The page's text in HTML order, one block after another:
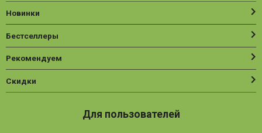
Новинки
Бестселлеры
Рекомендуем
Скидки
Для пользователей